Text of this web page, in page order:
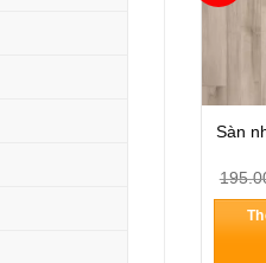
Sàn